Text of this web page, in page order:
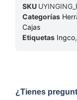
SKU
Categorías
Cajas
Etiquetas Ingco,
¿Tienes